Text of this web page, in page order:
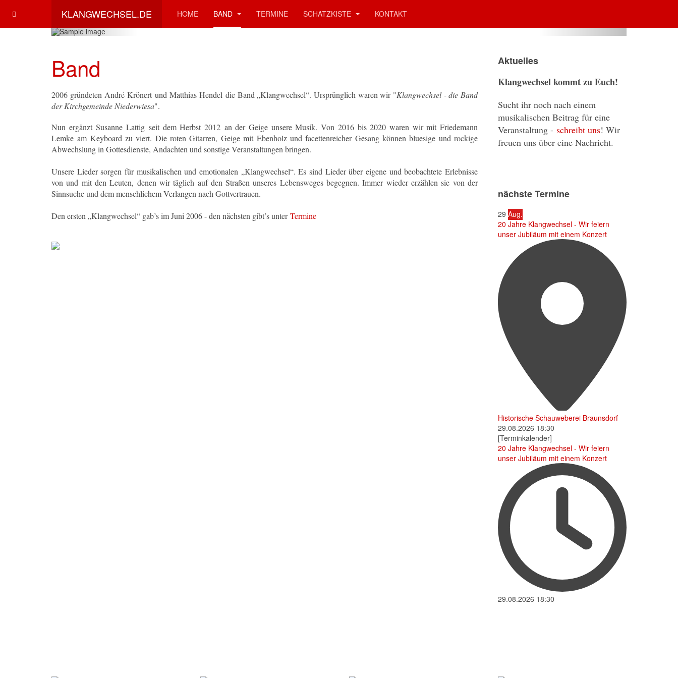
KLANGWECHSEL.DE HOME BAND TERMINE SCHATZKISTE KONTAKT
Band
2006 gründeten André Krönert undMatthias Hendel die Band „Klangwechsel“. Ursprünglich waren wir "Klangwechsel - die Band
der Kirchgemeinde Niederwiesa".
Nun ergänztSusanne Lattig seit dem Herbst 2012 an der Geige unsere Musik. Von 2016 bis 2020 waren wir mit Friedemann
Lemke am Keyboard zu viert. Die roten Gitarren, Geige mit Ebenholz und facettenreicher Gesang können bluesige und rockige
Abwechslung in Gottesdienste, Andachten und sonstige Veranstaltungen bringen.
Unsere Lieder sorgen für musikalischen und emotionalen „Klangwechsel“. Es sind Lieder über eigene und beobachtete Erlebnisse
von und mit den Leuten, denen wir täglich auf den Straßen unseres Lebensweges begegnen. Immer wieder erzählen sie von der
Sinnsuche und dem menschlichem Verlangen nach Gottvertrauen.
Den ersten „Klangwechsel“ gab’s im Juni 2006 - den nächsten gibt’s unterTermine
Aktuelles
Klangwechsel kommt zu Euch!
Sucht ihr noch nach einem
musikalischen Beitrag für eine
Veranstaltung - schreibt uns! Wir
freuen uns über eine Nachricht.
nächste Termine
29 Aug.
20 Jahre Klangwechsel - Wir feiern
unser Jubiläum mit einem Konzert
Historische Schauweberei Braunsdorf
29.08.2026 18:30
[Terminkalender]
20 Jahre Klangwechsel - Wir feiern
unser Jubiläum mit einem Konzert
29.08.2026 18:30